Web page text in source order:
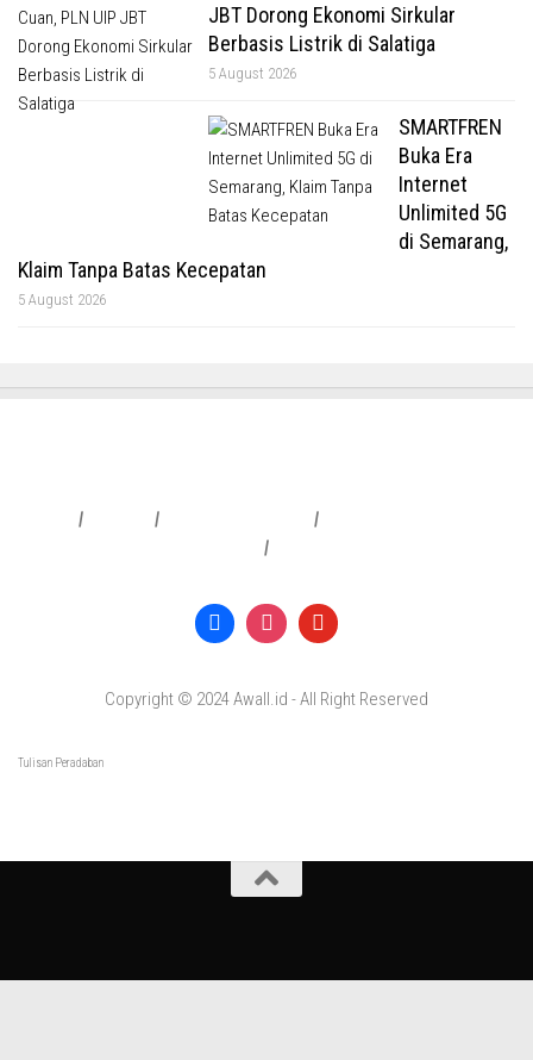
JBT Dorong Ekonomi Sirkular
Berbasis Listrik di Salatiga
5 August 2026
SMARTFREN
Buka Era
Internet
Unlimited 5G
di Semarang,
Klaim Tanpa Batas Kecepatan
5 August 2026
| | |
|
Copyright © 2024 Awall.id - All Right Reserved
Tulisan Peradaban